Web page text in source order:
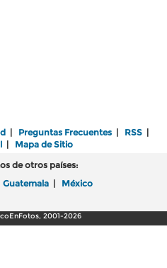
| Preguntas Frecuentes | RSS |
| Mapa de Sitio
de otros países:
Guatemala | México
2001-2026